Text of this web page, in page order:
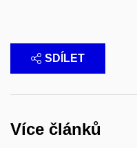
SDÍLET
Více článků